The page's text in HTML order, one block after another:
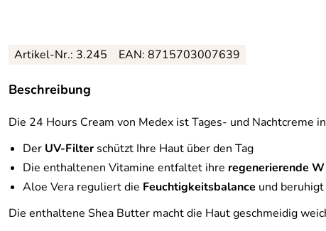
Artikel-Nr.: 3.245 EAN: 8715703007639
Beschreibung
Die 24 Hours Cream von Medex ist Tages- und Nachtcreme
Der UV-Filterschützt Ihre Haut über den Tag
Die enthaltenen Vitamine entfaltet ihre regenerierende
Aloe Vera reguliert die Feuchtigkeitsbalance und beruhigt
Die enthaltene Shea Butter macht die Haut geschmeidig